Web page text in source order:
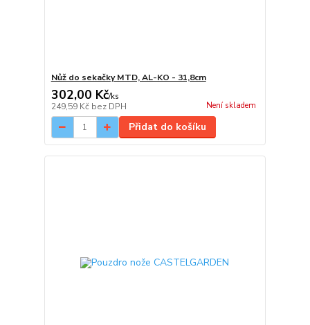
Nůž do sekačky MTD, AL-KO - 31,8cm
302,00 Kč/ks
249,59 Kč bez DPH Není skladem
Přidat do košíku